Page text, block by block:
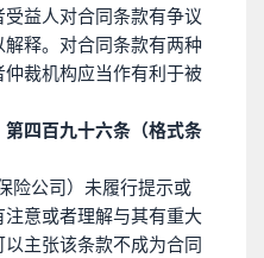
益人对合同条款有争议
释。对合同条款有两种
裁机构应当作有利于被
第四百九十六条（格式条
险公司）未履行提示或
意或者理解与其有重大
主张该条款不成为合同